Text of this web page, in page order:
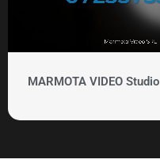
MARMOTA VIDEO Studio